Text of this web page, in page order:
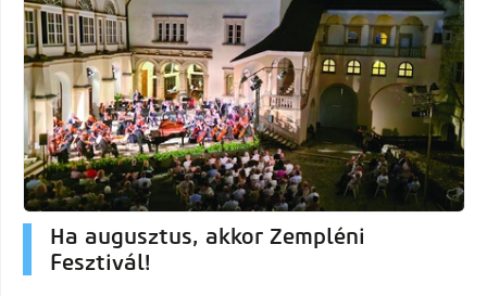
Ha augusztus, akkor Zempléni
Fesztivál!